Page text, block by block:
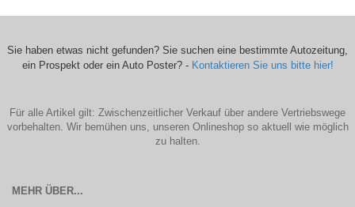
Sie haben etwas nicht gefunden? Sie suchen eine bestimmte Autozeitung,
ein Prospekt oder ein Auto Poster? - Kontaktieren Sie uns bitte hier!
Für alle Artikel gilt: Zwischenzeitlicher Verkauf über andere Vertriebswege
vorbehalten. Wir bemühen uns, unseren Onlineshop so aktuell wie möglich
zu halten.
MEHR ÜBER...